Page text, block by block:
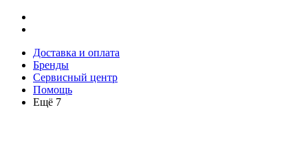
Доставка и оплата
Бренды
Сервисный центр
Помощь
Ещё 7